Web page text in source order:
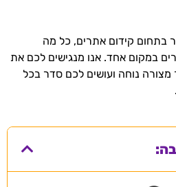
בתחום קידום אתרים, כל מה
במקום אחד. אנו מנגישים לכם את
מצורה נוחה ועושים לכם סדר בכל